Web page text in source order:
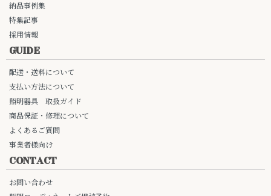
納品事例集
特集記事
採用情報
GUIDE
配送・送料について
支払い方法について
照明器具 取扱ガイド
商品保証・修理について
よくあるご質問
事業者様向け
CONTACT
お問い合わせ